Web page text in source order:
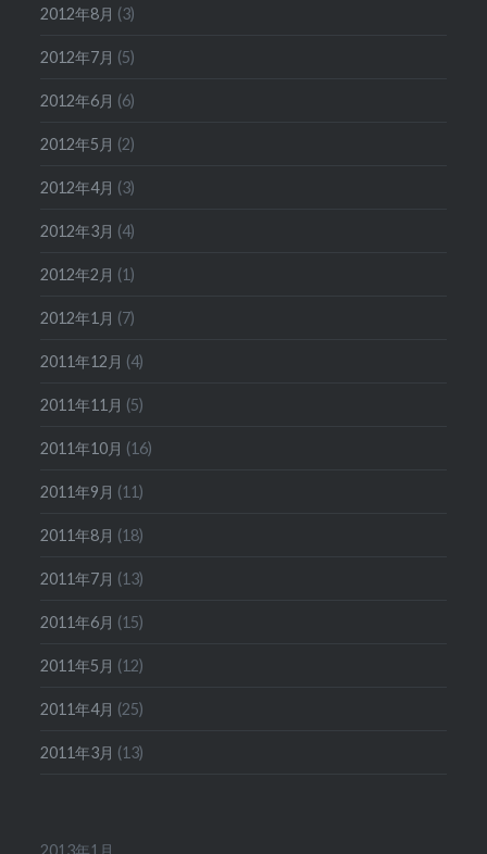
2012年8月 (3)
2012年7月 (5)
2012年6月 (6)
2012年5月 (2)
2012年4月 (3)
2012年3月 (4)
2012年2月 (1)
2012年1月 (7)
2011年12月 (4)
2011年11月 (5)
2011年10月 (16)
2011年9月 (11)
2011年8月 (18)
2011年7月 (13)
2011年6月 (15)
2011年5月 (12)
2011年4月 (25)
2011年3月 (13)